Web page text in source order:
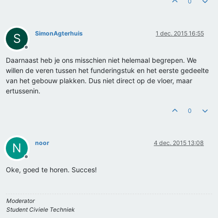
S
Offline
SimonAgterhuis 1 dec. 2015 16:55
Daarnaast heb je ons misschien niet helemaal begrepen. We
willen de veren tussen het funderingstuk en het eerste gedeelte
van het gebouw plakken. Dus niet direct op de vloer, maar
ertussenin.
0
N
Offline
noor 4 dec. 2015 13:08
Oke, goed te horen. Succes!
Moderator
Student Civiele Techniek